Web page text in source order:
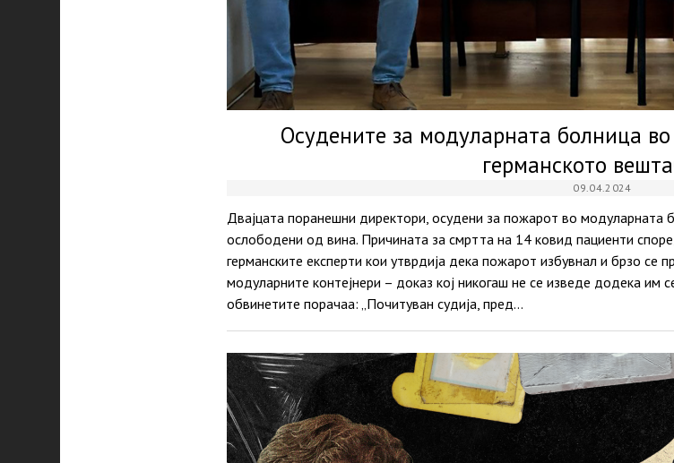
Осудените за модуларната болница
германското
09.04.2024
Двајцата поранешни директори, осудени за пожарот во модуларната
ослободени од вина. Причината за смртта на 14 ковид пациенти
германските експерти кои утврдија дека пожарот избувнал и брзо
модуларните контејнери – доказ кој никогаш не се изведе додека им
обвинетите порачаа: „Почитуван судија, пред…